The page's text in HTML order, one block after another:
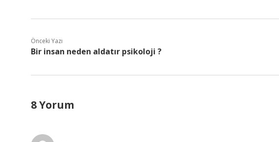
Önceki Yazı
Bir insan neden aldatır psikoloji ?
8 Yorum